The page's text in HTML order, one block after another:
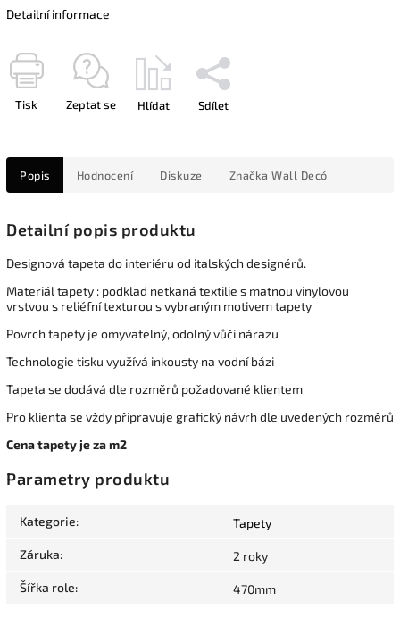
Detailní informace
Tisk Zeptat se Hlídat Sdílet
Popis Hodnocení Diskuze Značka Wall Decó
Detailní popis produktu
Designová tapeta do interiéru od italských designérů.
Materiál tapety : podklad netkaná textilie s matnou vinylovou
vrstvou s reliéfní texturou s vybraným motivem tapety
Povrch tapety je omyvatelný, odolný vůči nárazu
Technologie tisku využívá inkousty na vodní bázi
Tapeta se dodává dle rozměrů požadované klientem
Pro klienta se vždy připravuje grafický návrh dle uvedených rozměrů
Cena tapety je za m2
Parametry produktu
Kategorie: Tapety
Záruka: 2 roky
Šířka role: 470mm